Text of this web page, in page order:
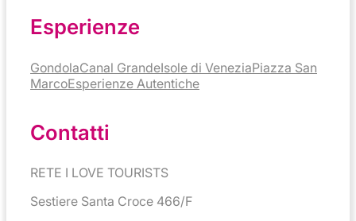
Esperienze
GondolaCanal GrandeIsole di VeneziaPiazza San
MarcoEsperienze Autentiche
Contatti
RETE I LOVE TOURISTS
Sestiere Santa Croce 466/F